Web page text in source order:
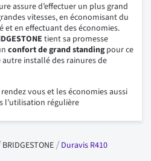
assure d’effectuer un plus grand
vitesses, en économisant du
et en effectuant des économies.
tient sa promesse
confort de grand standingpour ce
installé des rainures de
vous et les économies aussi
l’utilisation régulière
BRIDGESTONE Duravis R410